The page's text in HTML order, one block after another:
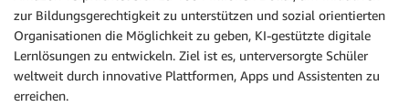
zur Bildungsgerechtigkeit zu unterstützen und sozial orientierten
Organisationen die Möglichkeit zu geben, KI-gestützte digitale
Lernlösungen zu entwickeln. Ziel ist es, unterversorgte Schüler
weltweit durch innovative Plattformen, Apps und Assistenten zu
erreichen.